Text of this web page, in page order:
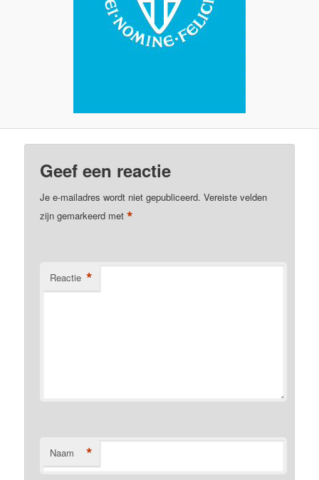
Geef een reactie
Je e-mailadres wordt niet gepubliceerd. Vereiste velden
zijn gemarkeerd met*
Reactie *
Naam *